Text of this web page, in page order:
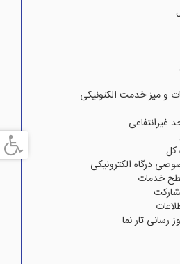
و میز خدمت الکتونیکی
غیرانتفاعی
کل
درگاه الکترونیکی
خدمات
رسانی تار نما